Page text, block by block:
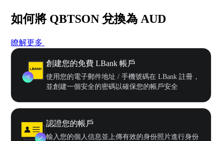
如何將 QBTSON 兌換為 AUD
瞭解更多
創建您的免費 LBank 帳戶
使用您的電子郵件地址 / 手機號碼在 LBank 註冊，
並創建一個安全的密碼以確保您的帳戶安全
認證您的帳戶
輸入您的個人信息並上傳有效的身份照片進行身份